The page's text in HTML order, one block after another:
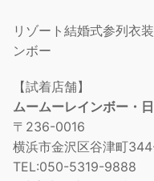
リゾート結婚式参列衣
ンボー
【試着店舗】
ムームーレインボー・
〒236-0016
横浜市金沢区谷津町
TEL:050-5319-9888